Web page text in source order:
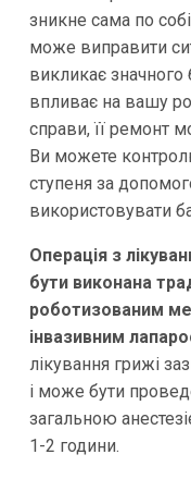
зникне сама по
може виправити
викликає
впливає на вашу
справи, її ремонт
Ви можете
ступеня за
використовувати
Операція з
бути виконана
роботизованим
інвазивним
лікування грижі
і може бути
загальною
1-2 години.